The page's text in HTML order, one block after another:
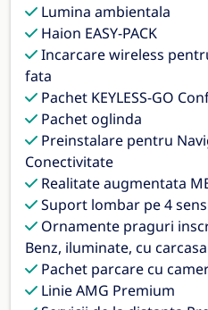
Lumina ambientala
Haion EASY-PACK
Incarcare wireless
fata
Pachet KEYLESS-GO
Pachet oglinda
Preinstalare pentru
Conectivitate
Realitate augmentata
Suport lombar pe 4
Ornamente praguri
Benz, iluminate, cu
Pachet parcare cu
Linie AMG Premium